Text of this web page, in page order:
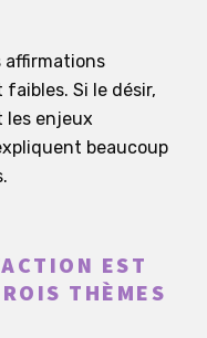
affirmations
Si le désir,
les enjeux
beaucoup
EST
THÈMES